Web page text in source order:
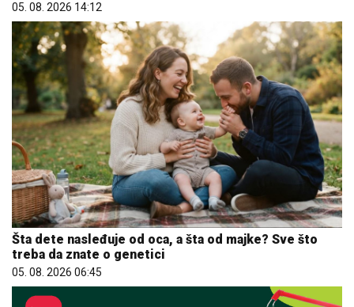
05. 08. 2026 14:12
Šta dete nasleđuje od oca, a šta od majke? Sve što
treba da znate o genetici
05. 08. 2026 06:45